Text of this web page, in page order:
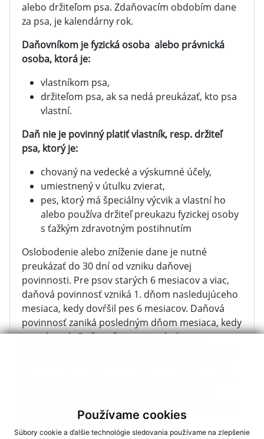
Používame cookies
Súbory cookie a ďalšie technológie sledovania používame na zlepšenie
alebo držiteľom psa. Zdaňovacím obdobím dane
za psa, je kalendárny rok.
Daňovníkom je fyzická osoba alebo právnická
osoba, ktorá je:
vlastníkom psa,
držiteľom psa, ak sa nedá preukázať, kto psa
vlastní.
Daň nie je povinný platiť vlastník, resp. držiteľ
psa, ktorý je:
chovaný na vedecké a výskumné účely,
umiestnený v útulku zvierat,
pes, ktorý má špeciálny výcvik a vlastní ho
alebo používa držiteľ preukazu fyzickej osoby
s ťažkým zdravotným postihnutím
Oslobodenie alebo zníženie dane je nutné
preukázať do 30 dní od vzniku daňovej
povinnosti. Pre psov starých 6 mesiacov a viac,
daňová povinnosť vzniká 1. dňom nasledujúceho
mesiaca, kedy dovŕšil pes 6 mesiacov. Daňová
povinnosť zaniká posledným dňom mesiaca, kedy
pes uhynul. Daňovník je povinný písomne
zdaňovacieho obdobia, v ktorom vznikla daňová